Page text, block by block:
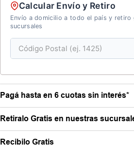
Calcular Envío y Retiro
Envío a domicilio a todo el país y retiro
sucursales
Pagá hasta en 6 cuotas sin interés*
Retiralo Gratis en nuestras
Recibilo Gratis